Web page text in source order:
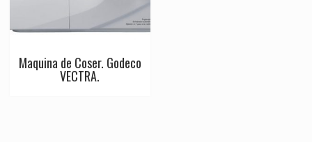
Maquina de Coser. Godeco
VECTRA.